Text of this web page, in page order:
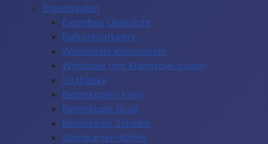
Eigenbauten
Eigenbau Übersicht
Balkonkraftwerk
Windspiele Klangspiele
Windspiel und Klangspiel bauen
Sitzbänke
Betonkugeln klein
Betonkugel Groß
Betonsäule Scheibe
Sternkarten-Koffer